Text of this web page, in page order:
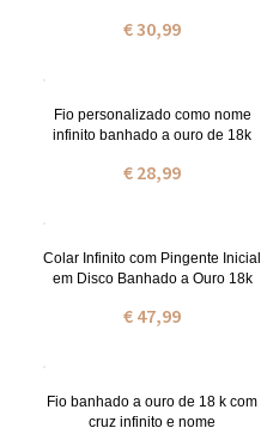
€ 30,99
Fio personalizado como nome
infinito banhado a ouro de 18k
€ 28,99
Colar Infinito com Pingente Inicial
em Disco Banhado a Ouro 18k
€ 47,99
Fio banhado a ouro de 18 k com
cruz infinito e nome